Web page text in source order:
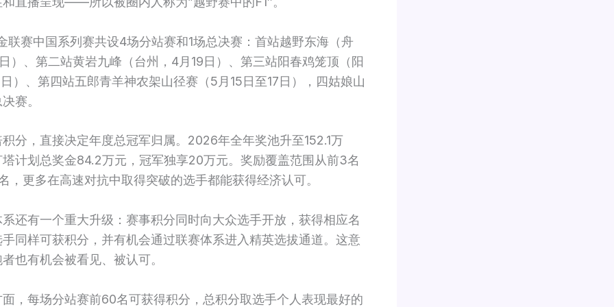
联赛中国系列赛共设4场分站赛和1场总决赛：首站越野东海（舟
）、第二站黄岩九峰（台州，4月19日）、第三站阳春鸡笼顶（阳
）、第四站五郎青羊神农架山径赛（5月15日至17日），四姑娘山
赛。
分，直接决定年度总冠军归属。2026年全年奖池升至152.1万
计划总奖金84.2万元，冠军独享20万元。奖励覆盖范围从前3名
，更多在高速对抗中取得突破的选手都能获得经济认可。
还有一个重大升级：赛事积分同时向大众选手开放，获得相应名
同样可获积分，并有机会通过联赛体系进入精英选拔通道。这意
也有机会被看见、被认可。
，每场分站赛前60名可获得积分，总积分取选手个人表现最好的